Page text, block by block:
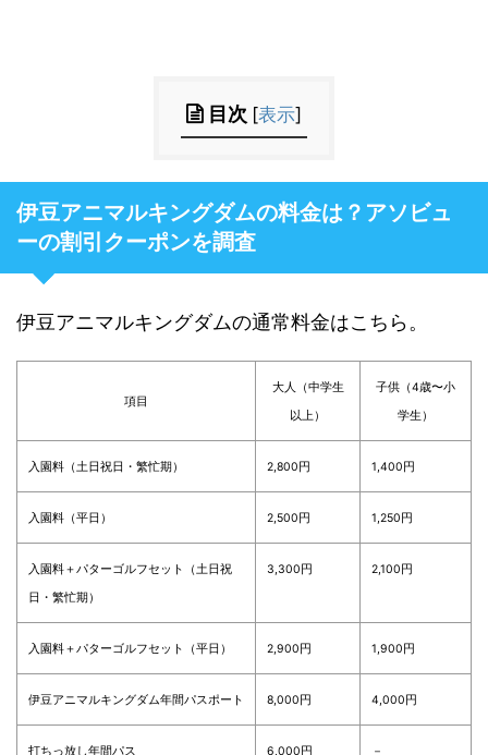
目次 [表示]
伊豆アニマルキングダムの料金は？アソビュ
ーの割引クーポンを調査
伊豆アニマルキングダムの通常料金はこちら。
項目
大人（中学生
以上）
子供（4歳〜小
学生）
入園料（土日祝日・繁忙期） 2,800円 1,400円
入園料（平日） 2,500円 1,250円
入園料＋パターゴルフセット（土日祝
日・繁忙期）
3,300円 2,100円
入園料＋パターゴルフセット（平日） 2,900円 1,900円
伊豆アニマルキングダム年間パスポート 8,000円 4,000円
打ちっ放し年間パス 6,000円 －